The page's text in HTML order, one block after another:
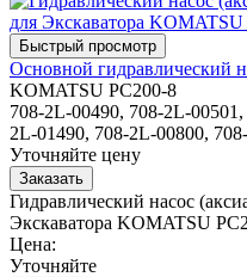
Основной гидравлический
KOMATSU PC200-8
708-2L-00490, 708-2L-
2L-01490, 708-2L-00800,
Уточняйте цену
Гидравлический насос
Экскаватора KOMATSU
Цена:
Уточняйте